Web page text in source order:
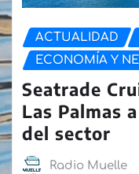
ACTUALIDAD
ECONOMÍA Y
Seatrade
Las Palmas
del sector
Radio Muelle